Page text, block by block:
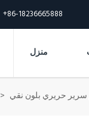
+86-18236665888
منزل
> حريري بلون نقي